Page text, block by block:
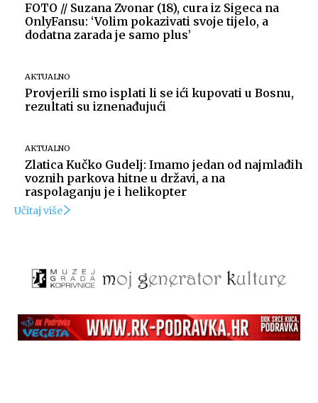
FOTO // Suzana Zvonar (18), cura iz Sigeca na
OnlyFansu: ‘Volim pokazivati svoje tijelo, a
dodatna zarada je samo plus’
AKTUALNO
Provjerili smo isplati li se ići kupovati u Bosnu,
rezultati su iznenađujući
AKTUALNO
Zlatica Kučko Gudelj: Imamo jedan od najmlađih
voznih parkova hitne u državi, a na
raspolaganju je i helikopter
Učitaj više